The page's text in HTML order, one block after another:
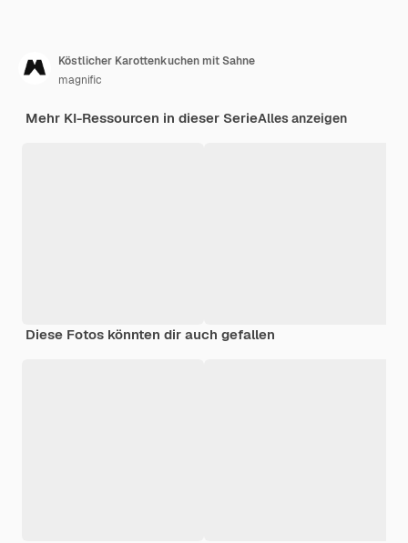
Köstlicher Karottenkuchen mit Sahne
magnific
Mehr KI-Ressourcen in dieser SerieAlles anzeigen
Diese Fotos könnten dir auch gefallen